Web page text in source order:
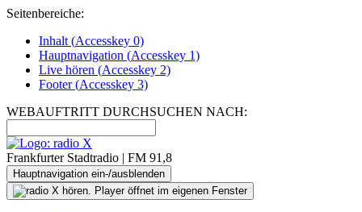
Seitenbereiche:
Inhalt (Accesskey 0)
Hauptnavigation (Accesskey 1)
Live hören (Accesskey 2)
Footer(Accesskey 3)
WEBAUFTRITT DURCHSUCHEN NACH:
Frankfurter Stadtradio | FM 91,8
Hauptnavigation ein-/ausblenden